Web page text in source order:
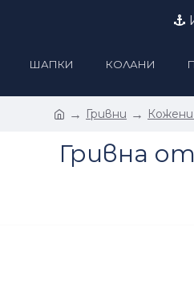
ШАПКИ КОЛАНИ
Гривни
Гривна